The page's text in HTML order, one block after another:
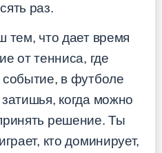
раз.
тем, что дает время
от тенниса, где
в футболе
когда можно
решение. Ты
кто доминирует,